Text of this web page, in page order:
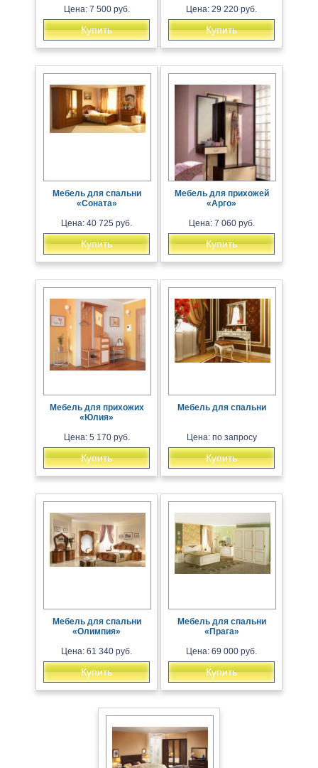
Цена: 7 500 руб.
Купить
Цена: 29 220 руб.
Купить
Мебель для спальни
«Соната»
Цена: 40 725 руб.
Купить
Мебель для прихожей
«Арго»
Цена: 7 060 руб.
Купить
Мебель для прихожих
«Юлия»
Цена: 5 170 руб.
Купить
Мебель для спальни
Цена: по запросу
Купить
Мебель для спальни
«Олимпия»
Цена: 61 340 руб.
Купить
Мебель для спальни
«Прага»
Цена: 69 000 руб.
Купить